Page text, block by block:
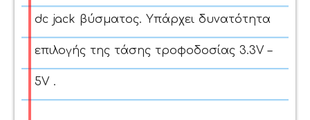
dc jack βύσματος. Υπάρχει δυνατότητα
επιλογής της τάσης τροφοδοσίας 3.3V –
5V .